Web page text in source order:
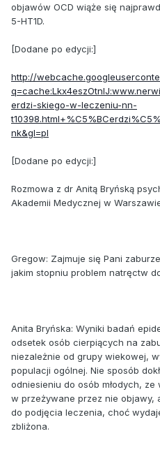
objawów OCD wiąże się
5-HT1D.
[Dodane po edycji:]
http://
erdzi-skiego-w-leczeniu-nn-
nk&gl=pl
[Dodane po edycji:]
Rozmowa z dr Anitą Bryńską
Akademii Medycznej w
Gregow: Zajmuje się Pani
jakim stopniu problem natręctw
Anita Bryńska: Wyniki badań
odsetek osób cierpiących na
niezależnie od grupy wiekowej,
populacji ogólnej. Nie sposób
odniesieniu do osób młodych,
w przeżywane przez nie objawy,
do podjęcia leczenia, choć
zbliżona.